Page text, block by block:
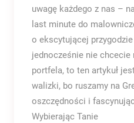
uwagę każdego z nas –
last minute do
o ekscytującej
jednocześnie nie chcecie
portfela, to ten artykuł
walizki, bo ruszamy na
oszczędności i
Wybierając Tanie